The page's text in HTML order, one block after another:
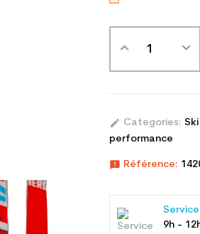
edit Categories:
performance
announcement Référence:
9h -